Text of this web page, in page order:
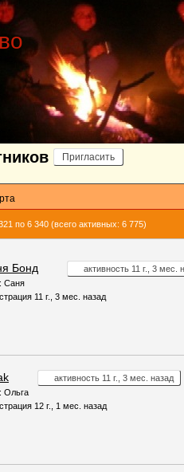
Пригласить
по 6 340 (всего активных: 6 775)
Бонд
активность 11 г., 3 мес.
Саня
11 г., 3 мес. назад
активность 11 г., 3 мес. назад
Ольга
12 г., 1 мес. назад